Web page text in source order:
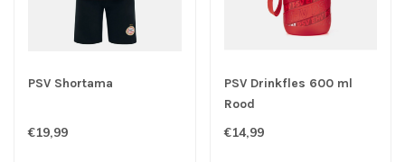
PSV Shortama
€19,99
PSV Drinkfles 600 ml
Rood
€14,99